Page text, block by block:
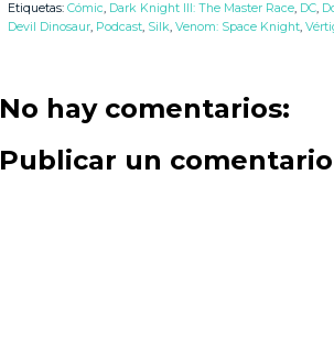
Etiquetas: Cómic, Dark Knight III: The Master Race, DC,
Devil Dinosaur, Podcast, Silk, Venom: Space Knight,
No hay comentarios:
Publicar un comentario